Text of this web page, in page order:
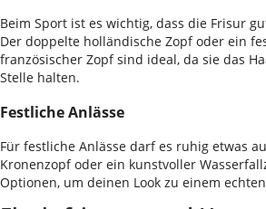
Beim Sport ist es wichtig, dass die Frisur
Der doppelte holländische Zopf oder ein
französischer Zopf sind ideal, da sie das
Stelle halten.
Festliche Anlässe
Für festliche Anlässe darf es ruhig etwas
Kronenzopf oder ein kunstvoller
Optionen, um deinen Look zu einem